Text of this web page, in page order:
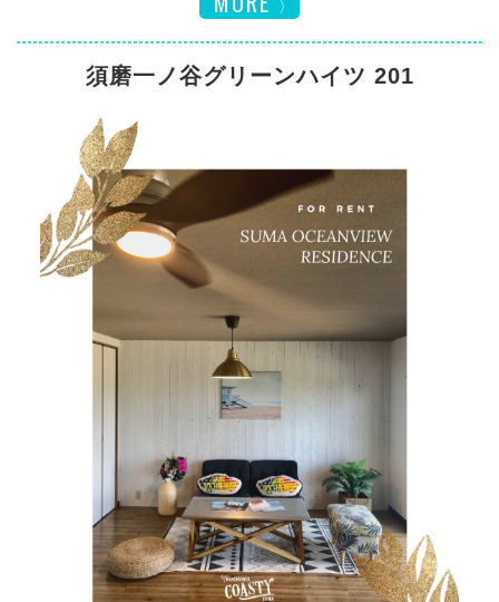
須磨一ノ谷グリーンハイツ 201